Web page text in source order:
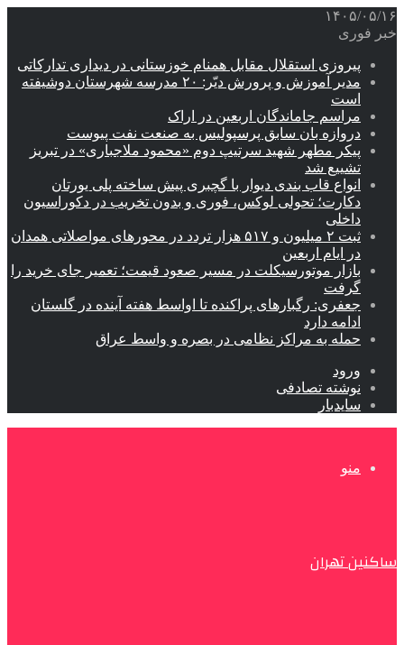
۱۴۰۵/۰۵/۱۶
خبر فوری
پیروزی استقلال مقابل همنام خوزستانی در دیداری تدارکاتی
مدیر آموزش و پرورش دیّر: ۲۰ مدرسه شهرستان دوشیفته
است
مراسم جاماندگان اربعین در اراک
دروازه بان سابق پرسپولیس به صنعت نفت پیوست
پیکر مطهر شهید سرتیپ دوم «محمود ملاجباری» در تبریز
تشییع شد
انواع قاب بندی دیوار با گچبری پیش ساخته پلی یورتان
دکارت؛ تحولی لوکس، فوری و بدون تخریب در دکوراسیون
داخلی
ثبت ۲ میلیون و ۵۱۷ هزار تردد در محورهای مواصلاتی همدان
در ایام اربعین
بازار موتورسیکلت در مسیر صعود قیمت؛ تعمیر جای خرید را
گرفت
جعفری: رگبارهای پراکنده تا اواسط هفته آینده در گلستان
ادامه دارد
حمله به مراکز نظامی در بصره و واسط عراق
ورود
نوشته تصادفی
سایدبار
منو
ساکنین تهران